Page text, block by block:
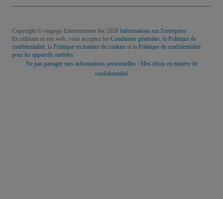
Copyright © viagogo Entertainment Inc 2026 Informations sur l'entreprise
En utilisant ce site web, vous acceptez les Conditions générales, la Politique de
confidentialité, la Politique en matière de cookies et la Politique de confidentialité
pour les appareils mobiles
Ne pas partager mes informations personnelles / Mes choix en matière de
confidentialité